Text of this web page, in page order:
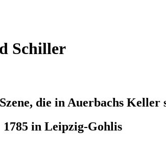
Schiller
die in Auerbachs Keller
in Leipzig-Gohlis